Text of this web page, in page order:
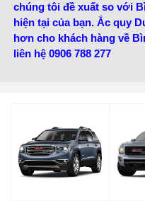
chúng tôi đề xuất so với
hiện tại của bạn. Ắc quy
hơn cho khách hàng về
liên hệ 0906 788 277